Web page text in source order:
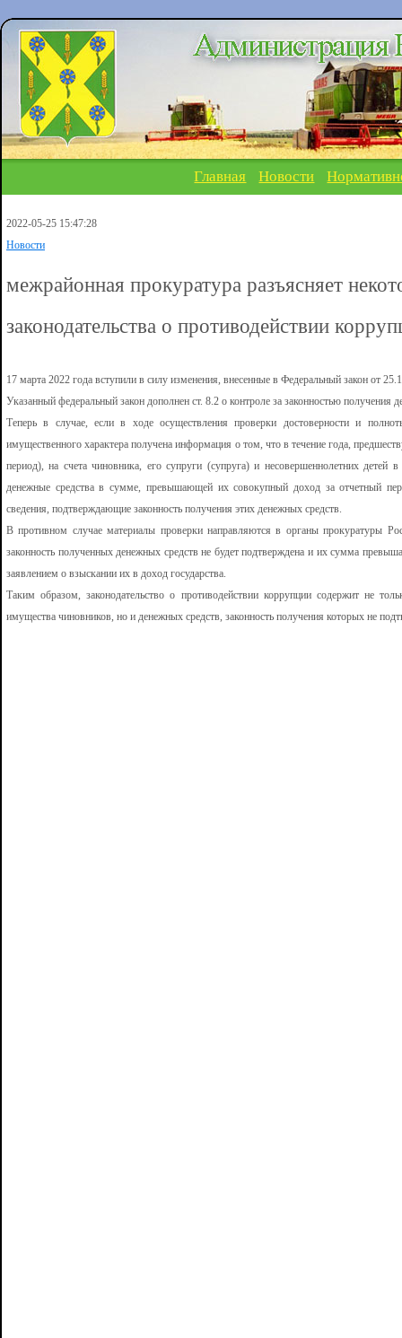
Главная Новости
2022-05-25 15:47:28
Новости
межрайонная прокуратура разъясняет
законодательства о противодействии
17 марта 2022 года вступили в силу изменения, внесенные в Федеральный закон от
Указанный федеральный закон дополнен ст. 8.2 о контроле за законностью получения
Теперь в случае, если в ходе осуществления проверки достоверности и
имущественного характера получена информация о том, что в течение года,
период), на счета чиновника, его супруги (супруга) и несовершеннолетних
денежные средства в сумме, превышающей их совокупный доход за отчетный
сведения, подтверждающие законность получения этих денежных средств.
В противном случае материалы проверки направляются в органы прокуратуры
законность полученных денежных средств не будет подтверждена и их сумма
заявлением о взыскании их в доход государства.
Таким образом, законодательство о противодействии коррупции содержит не
имущества чиновников, но и денежных средств, законность получения которых не